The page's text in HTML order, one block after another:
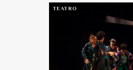
TEATRO